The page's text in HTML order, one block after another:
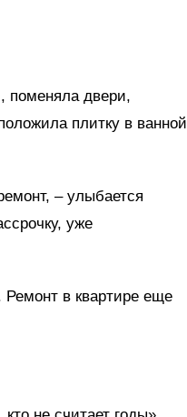
поменяла двери,
плитку в ванной
– улыбается
уже
в квартире еще